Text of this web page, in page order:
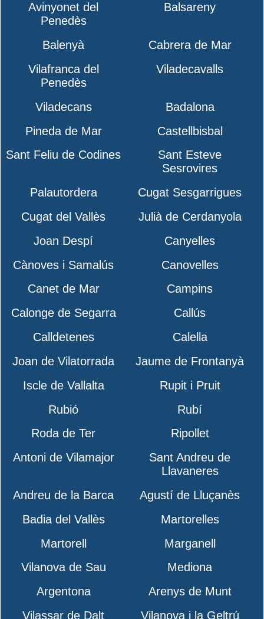
Avinyonet del
Penedès
Balsareny
Balenyà
Cabrera de Mar
Vilafranca del
Penedès
Viladecavalls
Viladecans
Badalona
Pineda de Mar
Castellbisbal
Sant Feliu de Codines
Sant Esteve
Sesrovires
Palautordera
Cugat Sesgarrigues
Cugat del Vallès
Julià de Cerdanyola
Joan Despí
Canyelles
Cànoves i Samalús
Canovelles
Canet de Mar
Campins
Calonge de Segarra
Callús
Calldetenes
Calella
Joan de Vilatorrada
Jaume de Frontanyà
Iscle de Vallalta
Rupit i Pruit
Rubió
Rubí
Roda de Ter
Ripollet
Antoni de Vilamajor
Sant Andreu de
Llavaneres
Andreu de la Barca
Agustí de Lluçanès
Badia del Vallès
Martorelles
Martorell
Marganell
Vilanova de Sau
Mediona
Argentona
Arenys de Munt
Vilassar de Dalt
Vilanova i la Geltrú